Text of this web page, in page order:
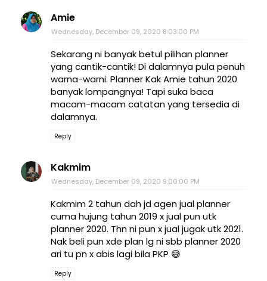
Amie
Wednesday, December 09, 2020 8:03:00 PM
Sekarang ni banyak betul pilihan planner
yang cantik-cantik! Di dalamnya pula penuh
warna-warni. Planner Kak Amie tahun 2020
banyak lompangnya! Tapi suka baca
macam-macam catatan yang tersedia di
dalamnya.
Reply
Kakmim
Wednesday, December 09, 2020 9:00:00 PM
Kakmim 2 tahun dah jd agen jual planner
cuma hujung tahun 2019 x jual pun utk
planner 2020. Thn ni pun x jual jugak utk 2021.
Nak beli pun xde plan lg ni sbb planner 2020
ari tu pn x abis lagi bila PKP 😅
Reply